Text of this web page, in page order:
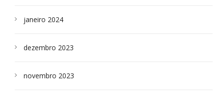
janeiro 2024
dezembro 2023
novembro 2023